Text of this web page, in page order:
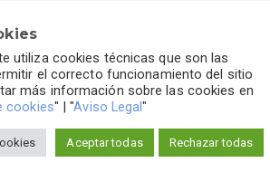
utiliza cookies técnicas que son las
el correcto funcionamiento del sitio
más información sobre las cookies en
cookies" | "Aviso Legal"
Aceptar todas Rechazar todas